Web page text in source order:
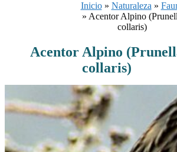
Ríos
Rutas De Montaña
Terremotos
Topográficos
Vértices
Inicio» Naturaleza »
» Acentor Alpino
collaris)
Acentor Alpino
collaris)